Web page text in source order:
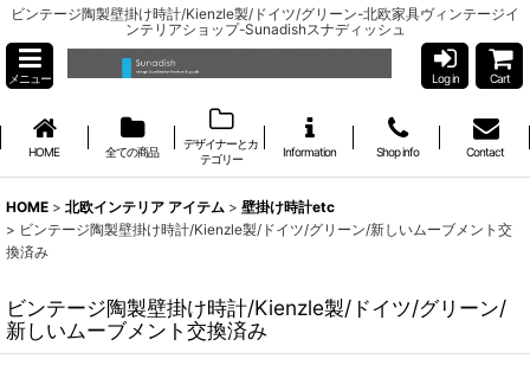
ビンテージ陶製壁掛け時計/Kienzle製/ドイツ/グリーン-北欧家具ヴィンテージイ
ンテリアショップ-Sunadishスナディッシュ
メニュー Log in Cart
HOME 全ての商品
デザイナーとカ
テゴリー
Information Shop info Contact
HOME > 北欧インテリア アイテム > 壁掛け時計etc
> ビンテージ陶製壁掛け時計/Kienzle製/ドイツ/グリーン/新しいムーブメント交
換済み
ビンテージ陶製壁掛け時計/Kienzle製/ドイツ/グリーン/
新しいムーブメント交換済み